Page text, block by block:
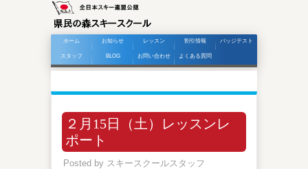
ホーム お知らせ レッスン 割引情報 バッジテスト
スタッフ BLOG お問い合わせ よくある質問
２月15日（土）レッスンレ
ポート
Posted by スキースクールスタッフ